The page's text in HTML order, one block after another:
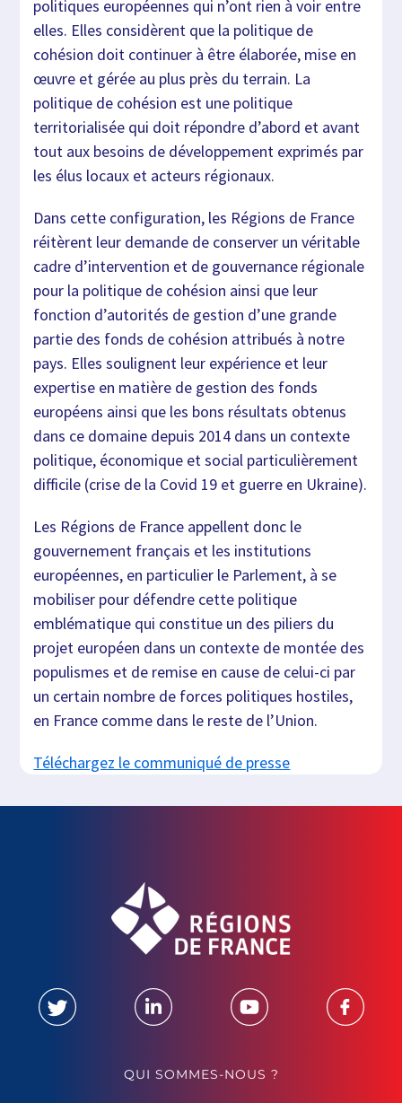
politiques européennes qui n’ont rien à voir entre
elles. Elles considèrent que la politique de
cohésion doit continuer à être élaborée, mise en
œuvre et gérée au plus près du terrain. La
politique de cohésion est une politique
territorialisée qui doit répondre d’abord et avant
tout aux besoins de développement exprimés par
les élus locaux et acteurs régionaux.
Dans cette configuration, les Régions de France
réitèrent leur demande de conserver un véritable
cadre d’intervention et de gouvernance régionale
pour la politique de cohésion ainsi que leur
fonction d’autorités de gestion d’une grande
partie des fonds de cohésion attribués à notre
pays. Elles soulignent leur expérience et leur
expertise en matière de gestion des fonds
européens ainsi que les bons résultats obtenus
dans ce domaine depuis 2014 dans un contexte
politique, économique et social particulièrement
difficile (crise de la Covid 19 et guerre en Ukraine).
Les Régions de France appellent donc le
gouvernement français et les institutions
européennes, en particulier le Parlement, à se
mobiliser pour défendre cette politique
emblématique qui constitue un des piliers du
projet européen dans un contexte de montée des
populismes et de remise en cause de celui-ci par
un certain nombre de forces politiques hostiles,
en France comme dans le reste de l’Union.
Téléchargez le communiqué de presse
QUI SOMMES-NOUS ?